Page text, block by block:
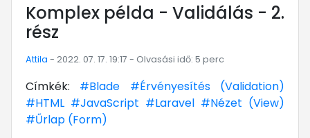
Komplex példa - Validálás - 2.
rész
Attila - 2022. 07. 17. 19:17 - Olvasási idő: 5 perc
Címkék: #Blade
#Érvényesítés (Validation)
#HTML #JavaScript #Laravel #Nézet (View)
#Űrlap (Form)